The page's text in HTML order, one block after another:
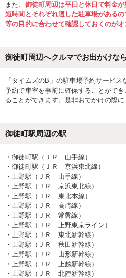
また、 御徒町周辺は平日と休日で料金
短時間とそれぞれ適した駐車場がある
等の目的に合わせて確認しておくのがオ
御徒町周辺へクルマでお出かけな
「タイムズのB」の駐車場予約サービ
予約で車室を事前に確保することがで
ることができます。是非おでかけの際に
御徒町駅周辺の駅
・ 御徒町駅（ＪＲ 山手線）
・ 御徒町駅（ＪＲ 京浜東北線）
・ 上野駅（ＪＲ 山手線）
・ 上野駅（ＪＲ 京浜東北線）
・ 上野駅（ＪＲ 東北本線）
・ 上野駅（ＪＲ 高崎線）
・ 上野駅（ＪＲ 常磐線）
・ 上野駅（ＪＲ 上野東京ライン）
・ 上野駅（ＪＲ 東北新幹線）
・ 上野駅（ＪＲ 秋田新幹線）
・ 上野駅（ＪＲ 山形新幹線）
・ 上野駅（ＪＲ 上越新幹線）
・ 上野駅（ＪＲ 北陸新幹線）